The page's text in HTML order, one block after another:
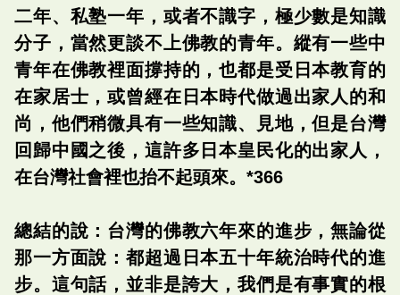
二年、私塾一年，或者不識字，極少數是知識
分子，當然更談不上佛教的青年。縱有一些中
青年在佛教裡面撐持的，也都是受日本教育的
在家居士，或曾經在日本時代做過出家人的和
尚，他們稍微具有一些知識、見地，但是台灣
回歸中國之後，這許多日本皇民化的出家人，
在台灣社會裡也抬不起頭來。*366
總結的說：台灣的佛教六年來的進步，無論從
那一方面說：都超過日本五十年統治時代的進
步。這句話，並非是誇大，我們是有事實的根